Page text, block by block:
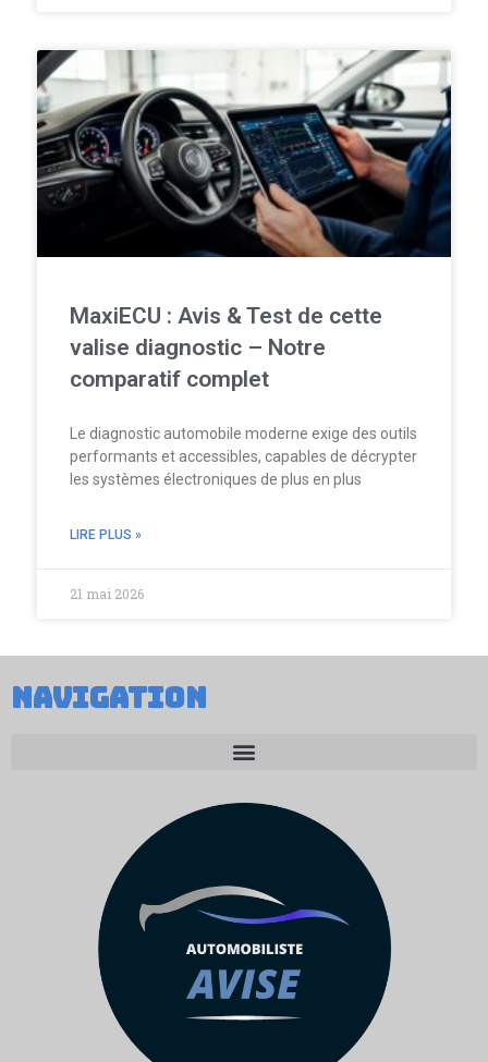
MaxiECU : Avis & Test de cette
valise diagnostic – Notre
comparatif complet
Le diagnostic automobile moderne exige des outils
performants et accessibles, capables de décrypter
les systèmes électroniques de plus en plus
LIRE PLUS »
21 mai 2026
NAVIGATION